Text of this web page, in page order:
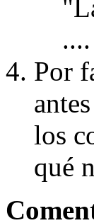
Por
los
qué